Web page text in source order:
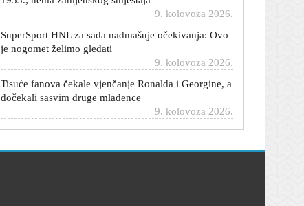
SuperSport HNL za sada nadmašuje očekivanja: Ovo
je nogomet želimo gledati
Tisuće fanova čekale vjenčanje Ronalda i Georgine, a
dočekali sasvim druge mladence
Garcia odlučio: Ovo je prvih 11 Hajduka za važnu
utakmicu s Istrom